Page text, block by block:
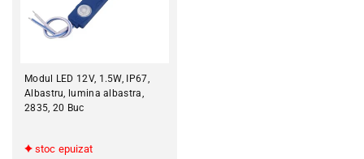
Modul LED 12V, 1.5W, IP67,
Albastru, lumina albastra,
2835, 20 Buc
stoc epuizat